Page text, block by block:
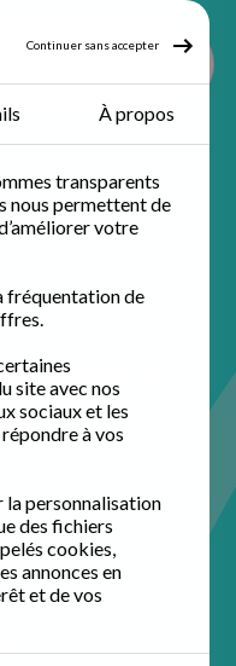
Continuer sans accepter
À propos
transparents
nous permettent de
votre
fréquentation de
site avec nos
sociaux et les
à vos
la personnalisation
des fichiers
cookies,
annonces en
et de vos
à
impeccable.
23 avisGoogle